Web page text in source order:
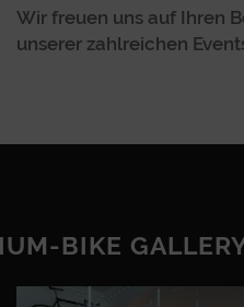
Wir freuen uns auf Ihren
unserer zahlreichen
BIKE